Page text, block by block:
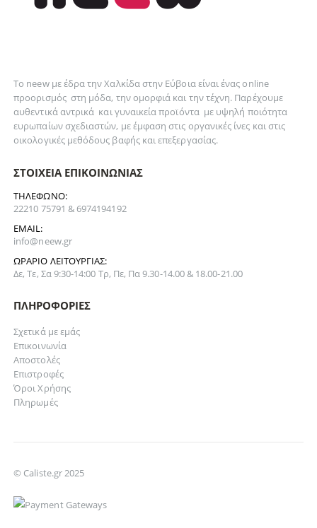
Το neew με έδρα την Xαλκίδα στην Εύβοια είναι ένας online
προορισμός στη μόδα, τηνομορφιά και τηντέχνη. Παρέχουμε
αυθεντικάαντρικά καιγυναικείαπροϊόντα με υψηλή ποιότητα
ευρωπαίων σχεδιαστών, με έμφαση στις οργανικές ίνες και στις
οικολογικές μεθόδους βαφής και επεξεργασίας.
ΣΤΟΙΧΕΊΑ ΕΠΙΚΟΙΝΩΝΊΑΣ
ΤΗΛΈΦΩΝΟ:
22210 75791 & 6974194192
EMAIL:
info@neew.gr
ΩΡΆΡΙΟ ΛΕΙΤΟΥΡΓΊΑΣ:
Δε, Τε, Σα 9:30-14:00 Τρ, Πε, Πα 9.30-14.00 & 18.00-21.00
ΠΛΗΡΟΦΟΡΊΕΣ
Σχετικά με εμάς
Επικοινωνία
Αποστολές
Επιστροφές
Όροι Χρήσης
Πληρωμές
© Caliste.gr 2025